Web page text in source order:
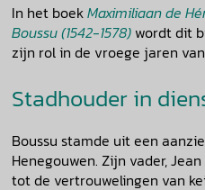
In het boekMaximiliaan de
Boussu (1542-1578) wordt dit
zijn rol in de vroege jaren
Stadhouder in
Boussu stamde uit een
Henegouwen. Zijn vader,
tot de vertrouwelingen van